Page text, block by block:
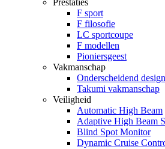
F sport
F filosofie
LC sportcoupe
F modellen
Pioniersgeest
Vakmanschap
Onderscheidend design
Takumi vakmanschap
Veiligheid
Automatic High Beam
Adaptive High Beam
Blind Spot Monitor
Dynamic Cruise